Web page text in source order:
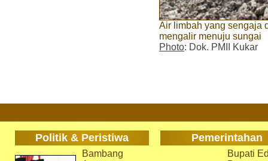
Air limbah yang sengaja
mengalir menuju sungai
Photo: Dok. PMII Kukar
Politik & Peristiwa Pemerintahan
Bambang
Bupati